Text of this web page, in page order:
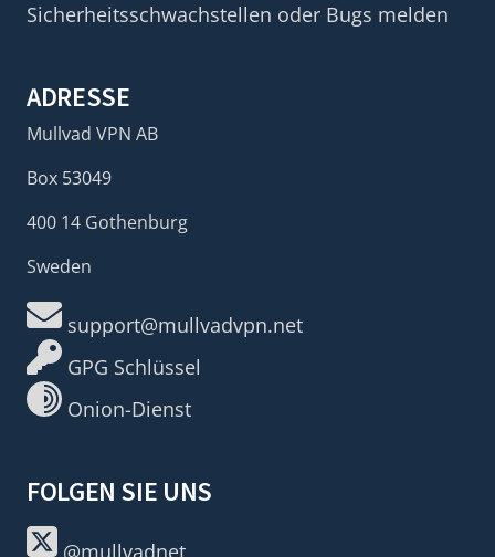
Sicherheitsschwachstellen oder Bugs melden
ADRESSE
Mullvad VPN AB
Box 53049
400 14 Gothenburg
Sweden
support@mullvadvpn.net
GPG Schlüssel
Onion-Dienst
FOLGEN SIE UNS
@mullvadnet